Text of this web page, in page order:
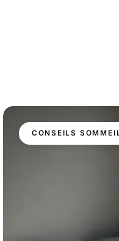
CONSEILS